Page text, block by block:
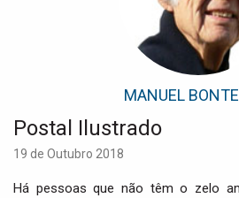
MANUEL
Postal Ilustrado
19 de Outubro 2018
Há pessoas que não têm o zelo